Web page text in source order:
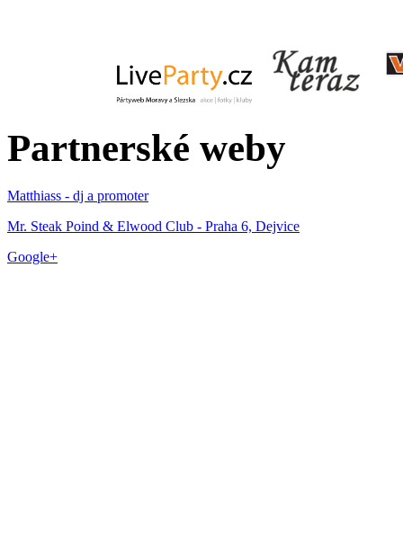
Partnerské weby
Matthiass - dj a promoter
Mr. Steak Poind & Elwood Club - Praha 6, Dejvice
Google+